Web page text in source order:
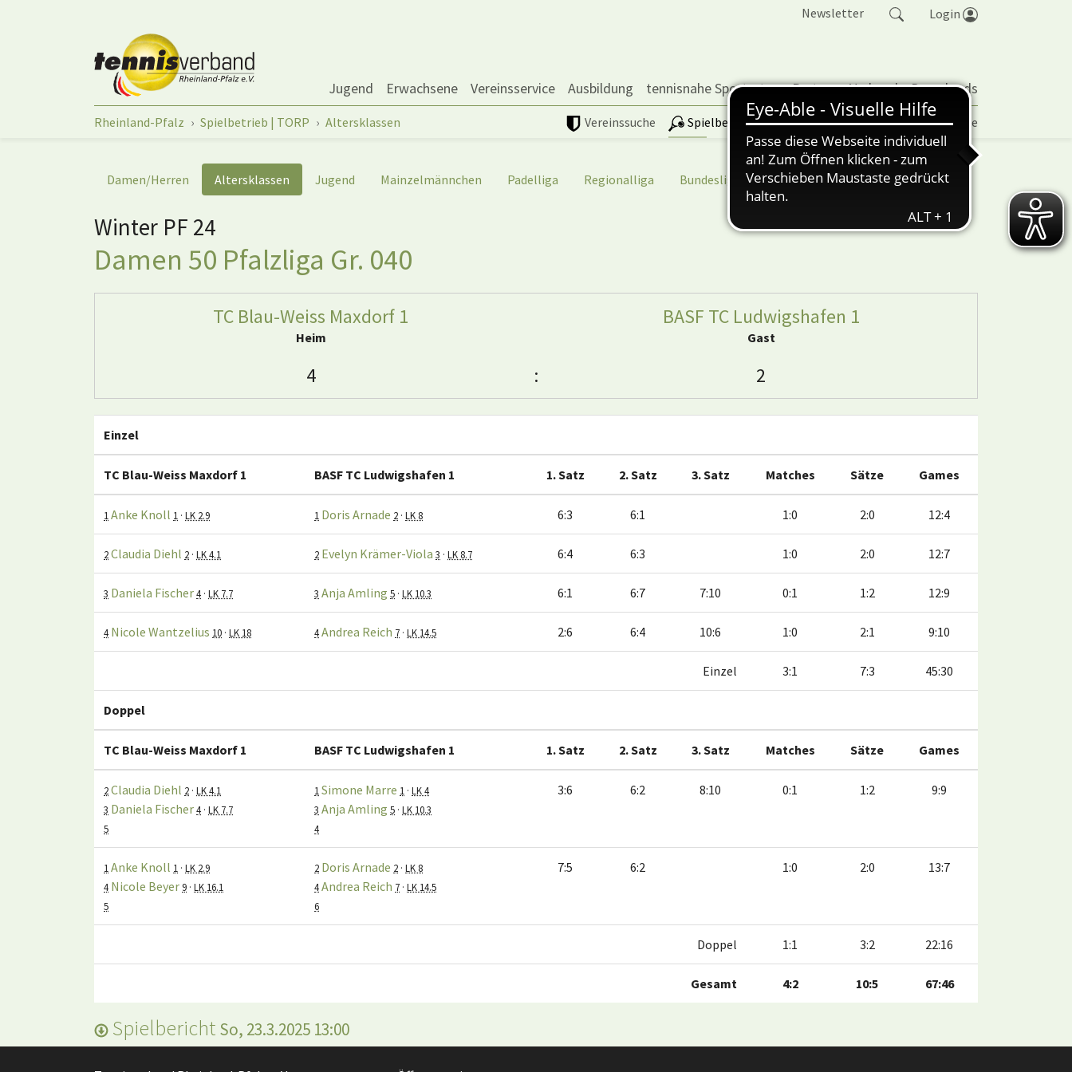
Newsletter Login
Jugend Erwachsene Vereinsservice Ausbildung tennisnahe Sportarten Partner Verband Downloads
Vereinssuche Spielbetrieb | TORP Vereinspokal Turniere
Sie sind hier:
Rheinland-Pfalz Spielbetrieb | TORP Altersklassen
Damen/Herren Altersklassen Jugend Mainzelmännchen Padelliga Regionalliga Bundesliga nuScore
Winter PF 24
Damen 50 Pfalzliga Gr. 040
TC Blau-Weiss Maxdorf 1
Heim
BASF TC Ludwigshafen 1
Gast
4 : 2
Einzel
TC Blau-Weiss Maxdorf 1 BASF TC Ludwigshafen 1 1. Satz 2. Satz 3. Satz Matches Sätze Games
1 Anke Knoll 1 · LK 2.9 1 Doris Arnade 2 · LK 8 6:3 6:1 1:0 2:0 12:4
2Claudia Diehl 2 · LK 4.1 2 Evelyn Krämer-Viola 3 · LK 8.7 6:4 6:3 1:0 2:0 12:7
3 Daniela Fischer4 · LK 7.7 3 Anja Amling 5 · LK 10.3 6:1 6:7 7:10 0:1 1:2 12:9
4 Nicole Wantzelius 10 · LK 18 4Andrea Reich 7 · LK 14.5 2:6 6:4 10:6 1:0 2:1 9:10
Einzel 3:1 7:3 45:30
Doppel
TC Blau-Weiss Maxdorf 1 BASF TC Ludwigshafen 1 1. Satz 2. Satz 3. Satz Matches Sätze Games
2Claudia Diehl 2 · LK 4.1
3 Daniela Fischer4 · LK 7.7
5
1 Simone Marre 1 · LK 4
3 Anja Amling 5 · LK 10.3
4
3:6 6:2 8:10 0:1 1:2 9:9
1 Anke Knoll 1 · LK 2.9
4 Nicole Beyer9 · LK 16.1
5
2 Doris Arnade 2 · LK 8
4Andrea Reich 7 · LK 14.5
6
7:5 6:2 1:0 2:0 13:7
Doppel 1:1 3:2 22:16
Gesamt 4:2 10:5 67:46
Spielbericht So, 23.3.2025 13:00